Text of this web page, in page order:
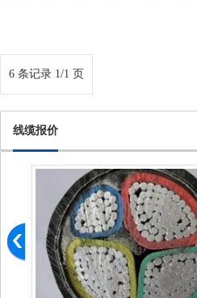
6 条记录 1/1 页
线缆报价